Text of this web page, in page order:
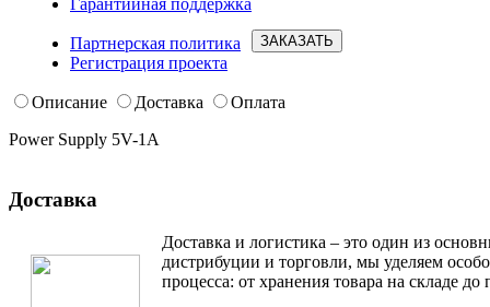
Гарантийная поддержка
Партнерская политика
Регистрация проекта
ЗАКАЗАТЬ
Описание Доставка
Оплата
Power Supply 5V-1A
Доставка
Доставка и логистика – это один из
дистрибуции и торговли, мы уделяем
процесса: от хранения товара на складе до